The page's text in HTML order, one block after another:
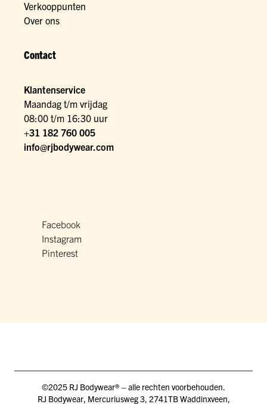
Verkooppunten
Over ons
Contact
Klantenservice
Maandag t/m vrijdag
08:00 t/m 16:30 uur
+31 182 760 005
info@rjbodywear.com
Facebook
Instagram
Pinterest
©2025 RJ Bodywear® – alle rechten voorbehouden.
RJ Bodywear, Mercuriusweg 3, 2741TB Waddinxveen,